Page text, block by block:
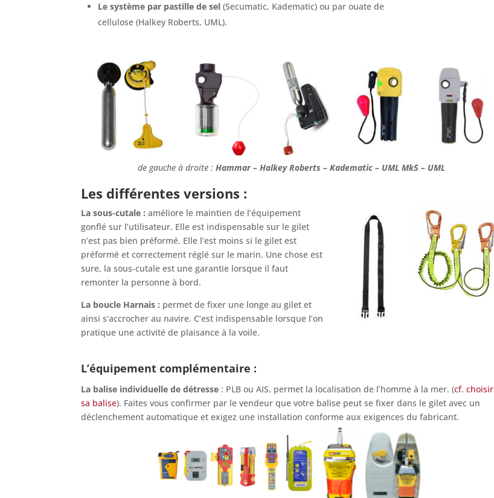
Le système par pastille de sel (Secumatic, Kadematic) ou par ouate de
cellulose (Halkey Roberts, UML).
de gauche à droite :Hammar – Halkey Roberts – Kadematic – UML Mk5 – UML
Les différentes versions :
La sous-cutale : améliore le maintien de l’équipement
gonflé sur l’utilisateur. Elle est indispensable sur le gilet
n’est pas bien préformé. Elle l’est moins si le gilet est
préformé et correctement réglé sur le marin. Une chose est
sure, la sous-cutale est une garantie lorsque il faut
remonter la personne à bord.
La boucle Harnais : permet de fixer une longe au gilet et
ainsi s’accrocher au navire. C’est indispensable lorsque l’on
pratique une activité de plaisance à la voile.
L’équipement complémentaire :
La balise individuelle de détresse : PLB ou AIS, permet la localisation de l’homme à la mer. (cf. choisir
sa balise). Faites vous confirmer par le vendeur que votre balise peut se fixer dans le gilet avec un
déclenchement automatique et exigez une installation conforme aux exigences du fabricant.